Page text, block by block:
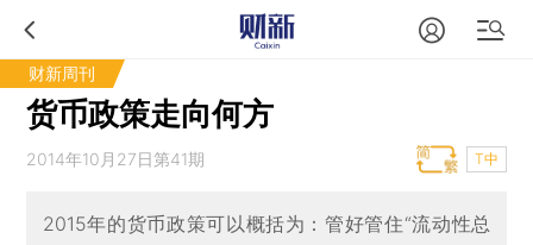
财新周刊
货币政策走向何方
2014年10月27日第41期 T中
2015年的货币政策可以概括为：管好管住“流动性总